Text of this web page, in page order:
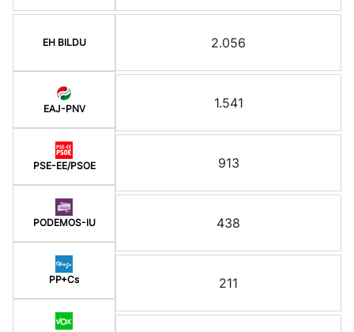
EH BILDU
EAJ-PNV
PSE-EE/PSOE
PODEMOS-IU
PP+Cs
2.056
1.541
913
438
211